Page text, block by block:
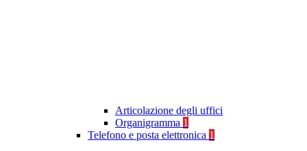
Articolazione degli uffici
Organigramma 1
Telefono e posta elettronica 1